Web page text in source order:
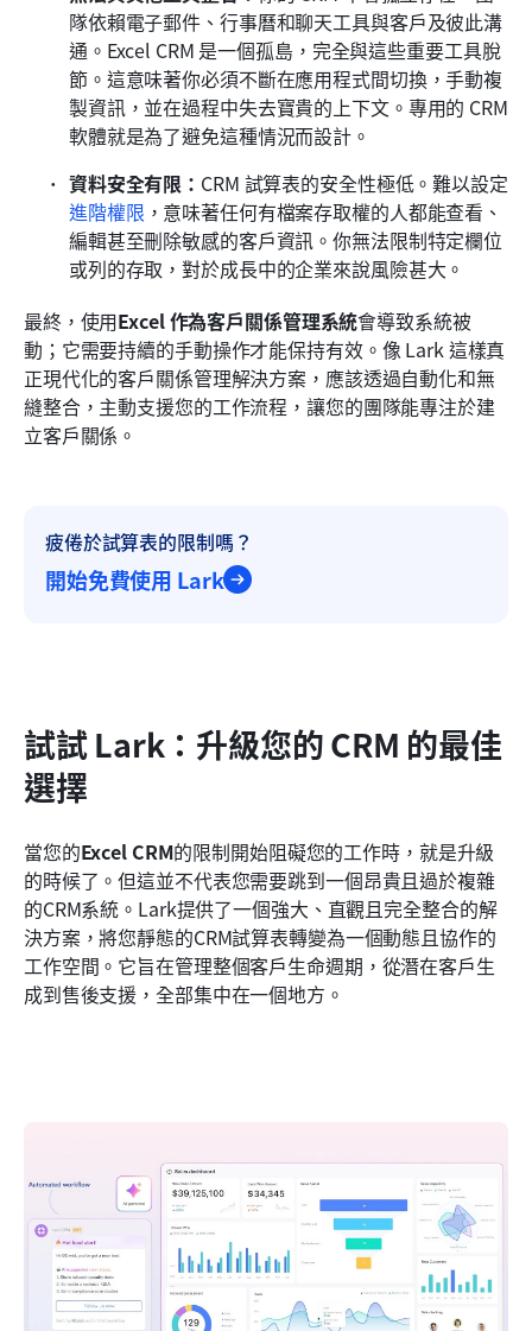
隊依賴電子郵件、行事曆和聊天工具與客戶及彼此溝
通。Excel CRM 是一個孤島，完全與這些重要工具脫
節。這意味著你必須不斷在應用程式間切換，手動複
製資訊，並在過程中失去寶貴的上下文。專用的 CRM
軟體就是為了避免這種情況而設計。
資料安全有限： CRM 試算表的安全性極低。難以設定
進階權限 ，意味著任何有檔案存取權的人都能查看、
編輯甚至刪除敏感的客戶資訊。你無法限制特定欄位
或列的存取，對於成長中的企業來說風險甚大。
最終，使用Excel 作為客戶關係管理系統會導致系統被
動；它需要持續的手動操作才能保持有效。像 Lark 這樣真
正現代化的客戶關係管理解決方案，應該透過自動化和無
縫整合，主動支援您的工作流程，讓您的團隊能專注於建
立客戶關係。
疲倦於試算表的限制嗎？
開始免費使用 Lark
試試 Lark：升級您的 CRM 的最佳
選擇
當您的Excel CRM的限制開始阻礙您的工作時，就是升級
的時候了。但這並不代表您需要跳到一個昂貴且過於複雜
的CRM系統。Lark提供了一個強大、直觀且完全整合的解
決方案，將您靜態的CRM試算表轉變為一個動態且協作的
工作空間。它旨在管理整個客戶生命週期，從潛在客戶生
成到售後支援，全部集中在一個地方。